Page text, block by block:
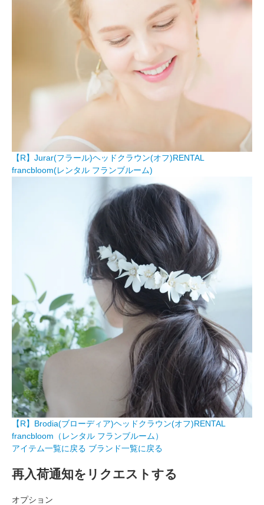
【R】Jurar(フラール)ヘッドクラウン(オフ)RENTAL
francbloom(レンタル フランブルーム)
【R】Brodia(ブローディア)ヘッドクラウン(オフ)RENTAL
francbloom（レンタル フランブルーム）
アイテム一覧に戻る ブランド一覧に戻る
再入荷通知をリクエストする
オプション